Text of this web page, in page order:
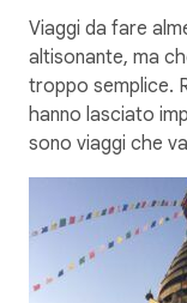
Viaggi da fare
altisonante, ma
troppo semplice.
hanno lasciato
sono viaggi che